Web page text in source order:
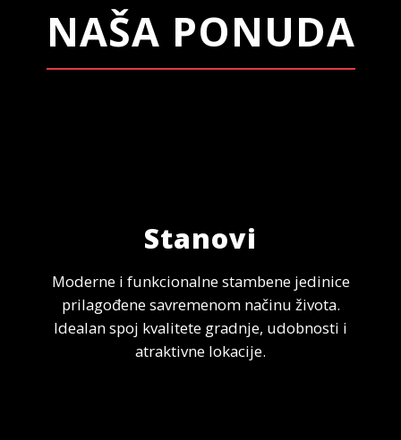
NAŠA PONUDA
Stanovi
Moderne i funkcionalne stambene jedinice
prilagođene savremenom načinu života.
Idealan spoj kvalitete gradnje, udobnosti i
atraktivne lokacije.